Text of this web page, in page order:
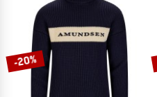
-20%